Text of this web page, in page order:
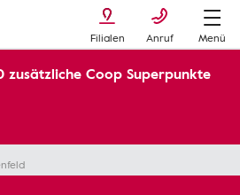
Filialen Anruf Menü
zusätzliche Coop Superpunkte